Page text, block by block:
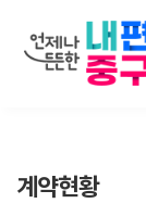
계약현황